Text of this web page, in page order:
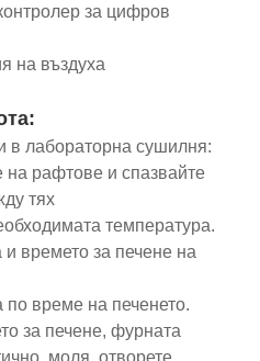
за цифров
на въздуха
в лабораторна сушилня:
на рафтове и спазвайте
тях
температура.
и времето за печене на
по време на печенето.
за печене, фурната
моля, отворете